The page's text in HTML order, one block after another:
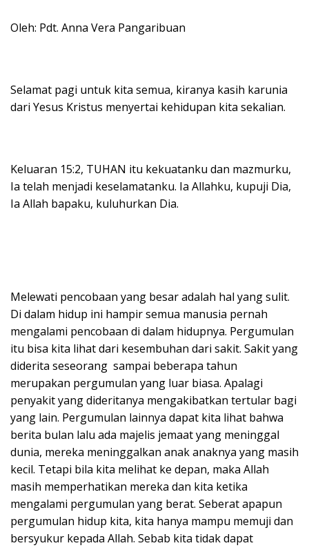
Oleh: Pdt. Anna Vera Pangaribuan
Selamat pagi untuk kita semua, kiranya kasih karunia
dari Yesus Kristus menyertai kehidupan kita sekalian.
Keluaran 15:2, TUHAN itu kekuatanku dan mazmurku,
Ia telah menjadi keselamatanku. Ia Allahku, kupuji Dia,
Ia Allah bapaku, kuluhurkan Dia.
Melewati pencobaan yang besar adalah hal yang sulit.
Di dalam hidup ini hampir semua manusia pernah
mengalami pencobaan di dalam hidupnya. Pergumulan
itu bisa kita lihat dari kesembuhan dari sakit. Sakit yang
diderita seseorang sampai beberapa tahun
merupakan pergumulan yang luar biasa. Apalagi
penyakit yang dideritanya mengakibatkan tertular bagi
yang lain. Pergumulan lainnya dapat kita lihat bahwa
berita bulan lalu ada majelis jemaat yang meninggal
dunia, mereka meninggalkan anak anaknya yang masih
kecil. Tetapi bila kita melihat ke depan, maka Allah
masih memperhatikan mereka dan kita ketika
mengalami pergumulan yang berat. Seberat apapun
pergumulan hidup kita, kita hanya mampu memuji dan
bersyukur kepada Allah. Sebab kita tidak dapat